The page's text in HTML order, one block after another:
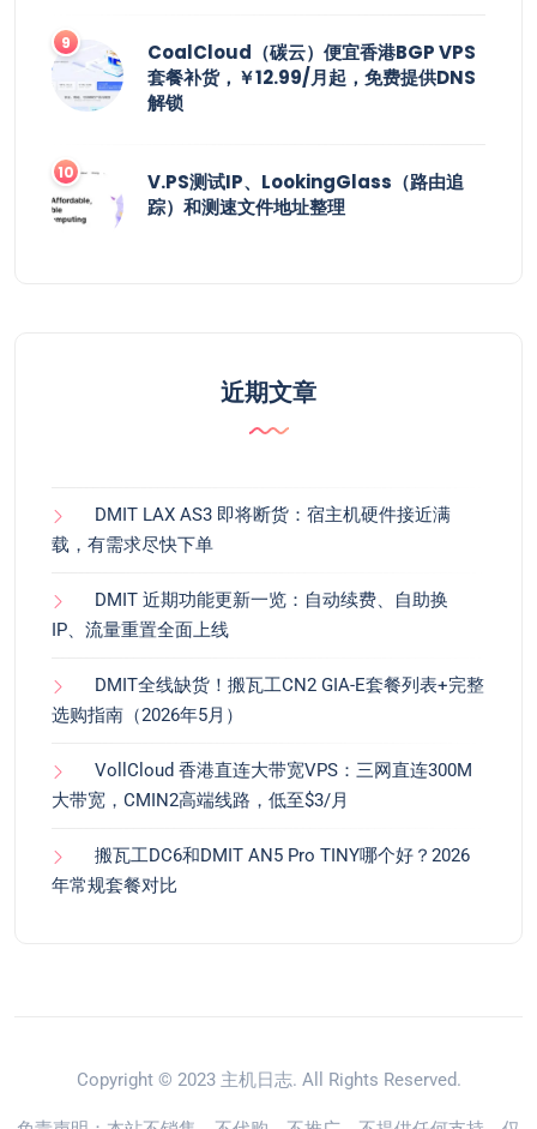
CoalCloud（碳云）便宜香港BGP VPS
套餐补货，￥12.99/月起，免费提供DNS
解锁
V.PS测试IP、LookingGlass（路由追
踪）和测速文件地址整理
近期文章
DMIT LAX AS3 即将断货：宿主机硬件接近满
载，有需求尽快下单
DMIT 近期功能更新一览：自动续费、自助换
IP、流量重置全面上线
DMIT全线缺货！搬瓦工CN2 GIA-E套餐列表+完整
选购指南（2026年5月）
VollCloud 香港直连大带宽VPS：三网直连300M
大带宽，CMIN2高端线路，低至$3/月
搬瓦工DC6和DMIT AN5 Pro TINY哪个好？2026
年常规套餐对比
Copyright © 2023 主机日志. All Rights Reserved.